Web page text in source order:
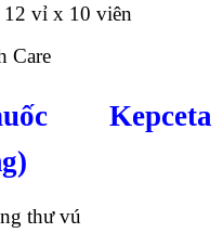
vỉ x 10 viên
Care
Kepceta
thư vú